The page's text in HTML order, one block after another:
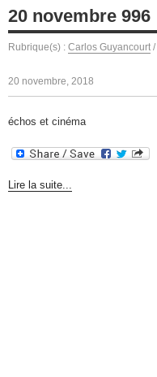
20 novembre 996
Rubrique(s) : Carlos Guyancourt /
20 novembre, 2018
échos et cinéma
Lire la suite...